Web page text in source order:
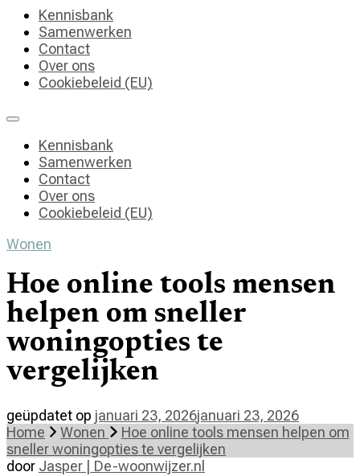
Kennisbank
Samenwerken
Contact
Over ons
Cookiebeleid (EU)
Kennisbank
Samenwerken
Contact
Over ons
Cookiebeleid (EU)
Wonen
Hoe online tools mensen
helpen om sneller
woningopties te
vergelijken
geüpdatet op januari 23, 2026januari 23, 2026
Home
Wonen
Hoe online tools mensen helpen om
sneller woningopties te vergelijken
door Jasper | De-woonwijzer.nl